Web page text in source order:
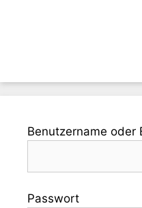
Benutzername oder
Passwort